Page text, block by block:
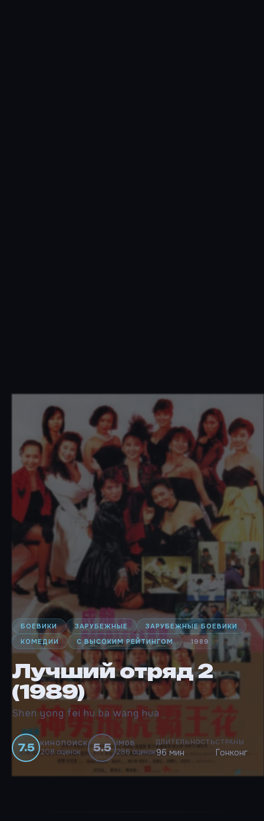
БОЕВИКИ ЗАРУБЕЖНЫЕ
ЗАРУБЕЖНЫЕ БОЕВИКИ
КОМЕДИИ
С ВЫСОКИМ РЕЙТИНГОМ 1989
Лучший отряд 2
(1989)
Shen yong fei hu ba wang hua
7.5 КИНОПОИСК
208 оценок 5.5 IMDB
286 оценок
ДЛИТЕЛЬНОСТЬ
96 мин
СТРАНЫ
Гонконг